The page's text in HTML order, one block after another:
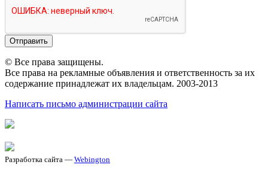
Отправить
© Все права защищены.
Все права на рекламные объявления и ответственность за их
содержание принадлежат их владельцам. 2003-2013
Написать письмо администрации сайта
Разработка сайта — Webington